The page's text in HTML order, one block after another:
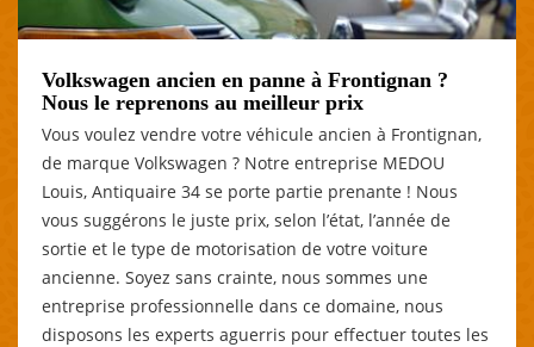
Volkswagen ancien en panne à Frontignan ?
Nous le reprenons au meilleur prix
Vous voulez vendre votre véhicule ancien à Frontignan,
de marque Volkswagen ? Notre entreprise MEDOU
Louis, Antiquaire 34 se porte partie prenante ! Nous
vous suggérons le juste prix, selon l’état, l’année de
sortie et le type de motorisation de votre voiture
ancienne. Soyez sans crainte, nous sommes une
entreprise professionnelle dans ce domaine, nous
disposons les experts aguerris pour effectuer toutes les